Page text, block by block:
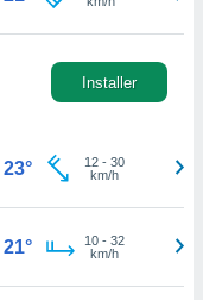
Installer
23° 12- 30
km/h
21° 10- 32
km/h